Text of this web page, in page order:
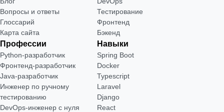
Вопросы и ответы
Глоссарий
Карта сайта
Тестирование
Фронтенд
Бэкенд
Профессии
Python-разработчик
Фронтенд-разработчик
Java-разработчик
Инженер по ручному
тестированию
DevOps-инженер с нуля
Навыки
Spring Boot
Docker
Typescript
Laravel
Django
React